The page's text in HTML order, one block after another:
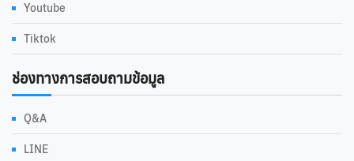
Youtube
Tiktok
ช่องทางการสอบถามข้อมูล
Q&A
LINE